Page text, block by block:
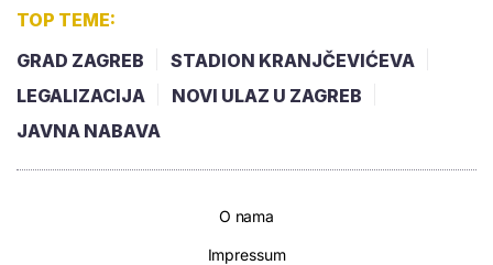
TOP TEME:
GRAD ZAGREB
STADION KRANJČEVIĆEVA
LEGALIZACIJA
NOVI ULAZ U ZAGREB
JAVNA NABAVA
O nama
Impressum